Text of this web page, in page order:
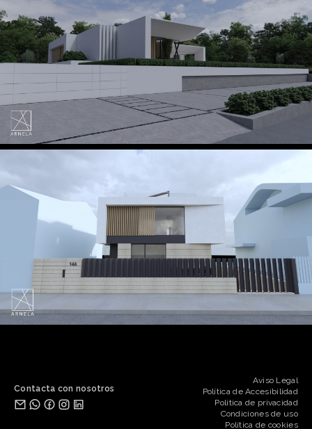
Contacta con nosotros
Aviso Legal
Política de Accesibilidad
Política de privacidad
Condiciones de uso
Política de cookies